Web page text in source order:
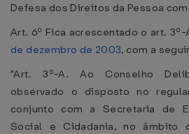
Defesa dos Direitos da Pessoa
Art. 6º Fica acrescentado o art. 3º-
de dezembro de 2003, com a
"Art. 3º-A. Ao Conselho
observado o disposto no
conjunto com a Secretaria de
Social e Cidadania, no âmbito